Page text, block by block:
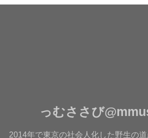
っむささび
2014年で東京の社会人化した野生の